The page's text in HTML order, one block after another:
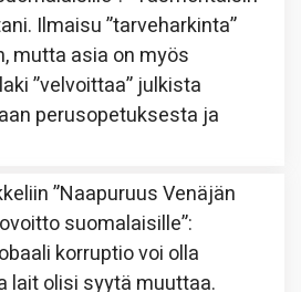
Ilmaisu ”tarveharkinta”
mutta asia on myös
”velvoittaa” julkista
perusopetuksesta ja
”Naapuruus Venäjän
suomalaisille”:
korruptio voi olla
lait olisi syytä muuttaa.